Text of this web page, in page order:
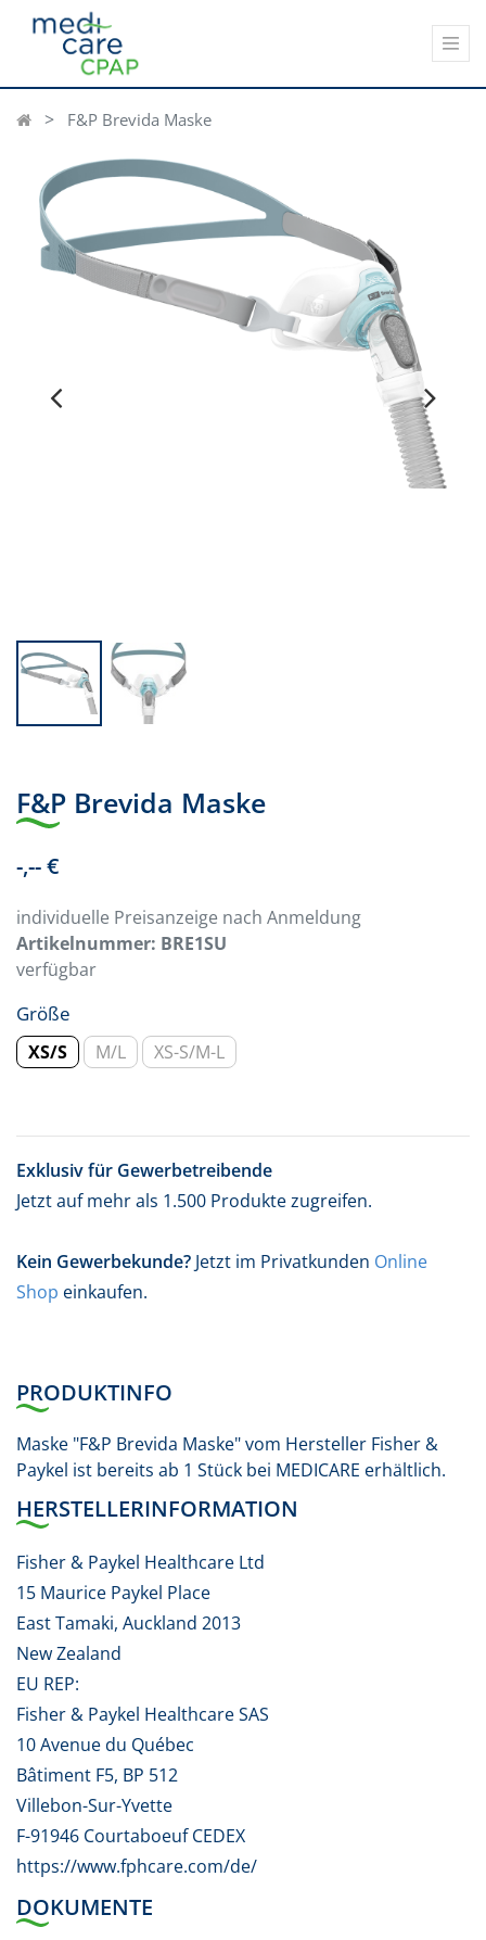
F&P Brevida Maske
F&P Brevida Maske
-,-- €
individuelle Preisanzeige nach Anmeldung
Artikelnummer: BRE1SU
verfügbar
Größe
XS/S M/L XS-S/M-L
Exklusiv für Gewerbetreibende
Jetzt auf mehr als 1.500 Produkte zugreifen.
Kein Gewerbekunde? Jetzt im Privatkunden Online
Shop einkaufen.
PRODUKTINFO
Maske "F&P Brevida Maske" vom Hersteller Fisher &
Paykel ist bereits ab 1 Stück bei MEDICARE erhältlich.
HERSTELLERINFORMATION
Fisher & Paykel Healthcare Ltd
15 Maurice Paykel Place
East Tamaki, Auckland 2013
New Zealand
EU REP:
Fisher & Paykel Healthcare SAS
10 Avenue du Québec
Bâtiment F5, BP 512
Villebon-Sur-Yvette
F-91946 Courtaboeuf CEDEX
https://www.fphcare.com/de/
DOKUMENTE